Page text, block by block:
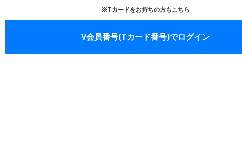
※Tカードをお持ちの方もこちら
V会員番号(Tカード番号)でログイン